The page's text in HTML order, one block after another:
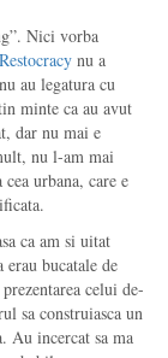
Nici vorba
nu a
au legatura cu
minte ca au avut
dar nu mai e
nu l-am mai
urbana, care e
ca am si uitat
bucatale de
celui de-
sa construiasca un
Au incercat sa ma